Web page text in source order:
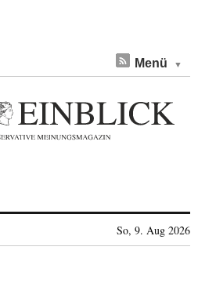
Menü
So, 9. Aug 2026